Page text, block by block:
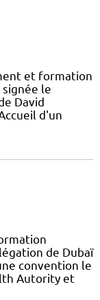
et formation
signée le
David
d'un
de Dubaï
convention le
Autority et